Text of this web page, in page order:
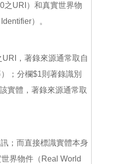
之URI）和真實世界物
）。
，著錄來源通常取自
；分欄$1則著錄識別
實體，著錄來源通常取
；而直接標識實體本身
界物件（Real World